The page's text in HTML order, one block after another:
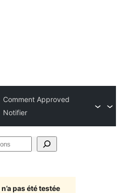
Comment Approved
Notifier
n’a pas été testée